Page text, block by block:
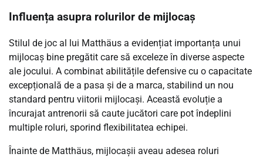
Influența asupra rolurilor de mijlocaș
Stilul de joc al lui Matthäus a evidențiat importanța unui
mijlocaș bine pregătit care să exceleze în diverse aspecte
ale jocului. A combinat abilitățile defensive cu o capacitate
excepțională de a pasa și de a marca, stabilind un nou
standard pentru viitorii mijlocași. Această evoluție a
încurajat antrenorii să caute jucători care pot îndeplini
multiple roluri, sporind flexibilitatea echipei.
Înainte de Matthäus, mijlocașii aveau adesea roluri